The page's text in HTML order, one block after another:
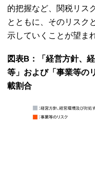
的把握など、関税リス
とともに、そのリスク
示していくことが望ま
図表B：「経営方針、
等」および「事業等の
載割合